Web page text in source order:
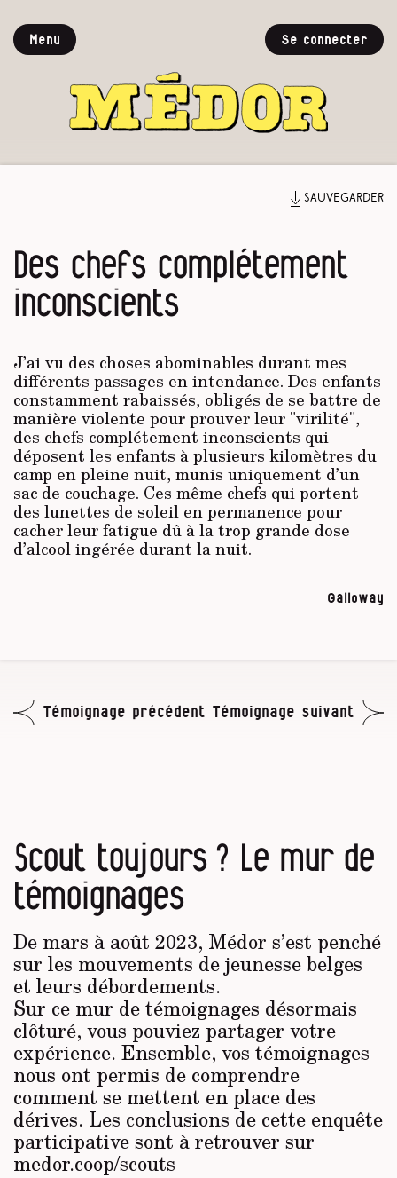
Menu Se connecter
Sauvegarder
Des chefs complétement
inconscients
J’ai vu des choses abominables durant mes
différents passages en intendance. Des enfants
constamment rabaissés, obligés de se battre de
manière violente pour prouver leur "virilité",
des chefs complétement inconscients qui
déposent les enfants à plusieurs kilomètres du
camp en pleine nuit, munis uniquement d’un
sac de couchage. Ces même chefs qui portent
des lunettes de soleil en permanence pour
cacher leur fatigue dû à la trop grande dose
d’alcool ingérée durant la nuit.
Galloway
Témoignage précédent Témoignage suivant
Scout toujours ? Le mur de
témoignages
De mars à août 2023, Médor s’est penché
sur les mouvements de jeunesse belges
et leurs débordements.
Sur ce mur de témoignages désormais
clôturé, vous pouviez partager votre
expérience. Ensemble, vos témoignages
nous ont permis de comprendre
comment se mettent en place des
dérives. Les conclusions de cette enquête
participative sont à retrouver sur
medor.coop/scouts